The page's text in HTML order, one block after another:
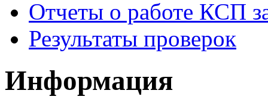
Отчеты о работе КСП
Результаты проверок
Информация